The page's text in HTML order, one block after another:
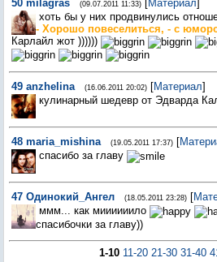
50 milagras (09.07.2011 11:33) [Материал]
хоть бы у них продвинулись
- Хорошо повеселиться, - с
Карлайл жот ))))))
49 anzhelina (16.06.2011 20:02) [Материал]
кулинарный шедевр от Эдварда
48 maria_mishina (19.05.2011 17:37) [
спасибо за главу
47 Одинокий_Ангел (18.05.2011 23:28) [
ммм... как миииииило
спасибочки за главу))
1-10 11-20 21-30 31-40